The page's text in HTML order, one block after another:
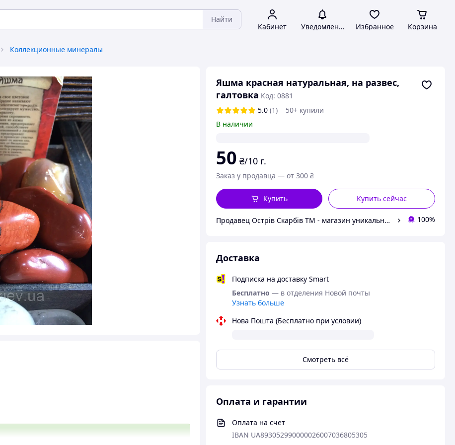
Найти
Кабинет Уведомления Избранное Корзина
Коллекционные минералы
Яшма красная натуральная, на развес,
галтовка Код: 0881
5.0 (1)
50+ купили
В наличии
50 ₴/10 г.
Заказ у продавца — от 300 ₴
Купить сейчас
Купить
Продавец Острів Скарбів ТМ - магазин уникальних подарков 100%
Доставка
Подписка на доставку Smart
Бесплатно — в отделения Новой почты
Узнать больше
Нова Пошта (Бесплатно при условии)
Смотреть всё
Оплата и гарантии
Оплата на счет
IBAN UA893052990000026007036805305